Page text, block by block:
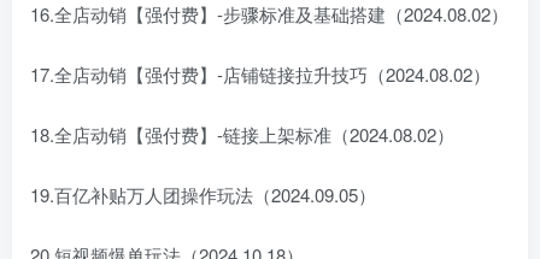
16.全店动销【强付费】-步骤标准及基础搭建（2024.08.02）
17.全店动销【强付费】-店铺链接拉升技巧（2024.08.02）
18.全店动销【强付费】-链接上架标准（2024.08.02）
19.百亿补贴万人团操作玩法（2024.09.05）